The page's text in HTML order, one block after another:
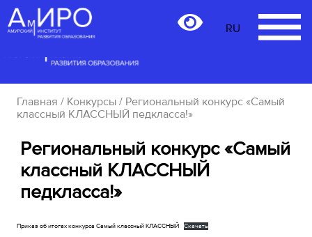
RU
Главная / Конкурсы / Региональный конкурс «Самый
классный КЛАССНЫЙ педкласса!»
Региональный конкурс «Самый
классный КЛАССНЫЙ
педкласса!»
Приказ об итогах конкурса Самый классный КЛАССНЫЙ Скачать